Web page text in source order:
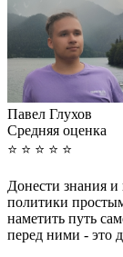
Павел Глухов
Cредняя оценка
⭐ ⭐ ⭐ ⭐ ⭐
Донести знания
политики
наметить путь
перед ними - это